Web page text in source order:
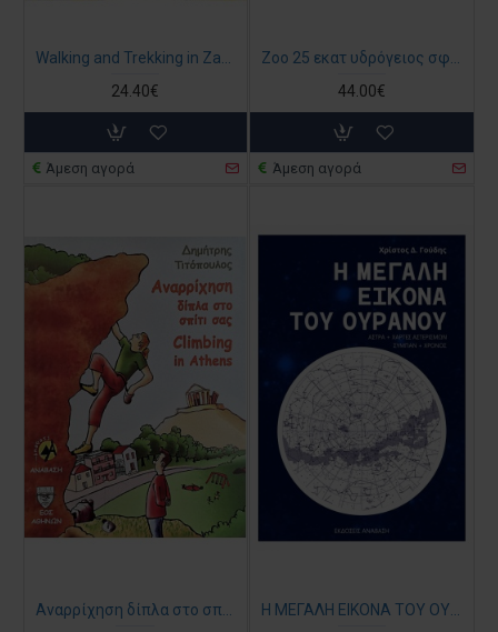
24.40€
Άμεση αγορά
44.00€
Άμεση αγορά